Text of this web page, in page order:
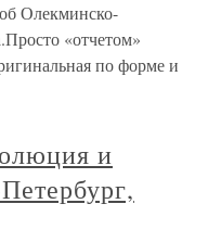
Олекминско-
«отчетом»
по форме и
и